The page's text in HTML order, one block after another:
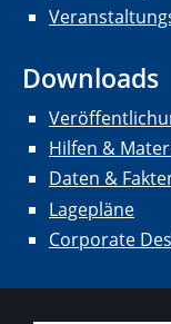
Downloads
Hilfen &
Daten &
Lagepläne
Corporate